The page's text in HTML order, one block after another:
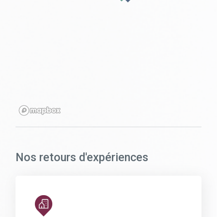
Nos retours d'expériences